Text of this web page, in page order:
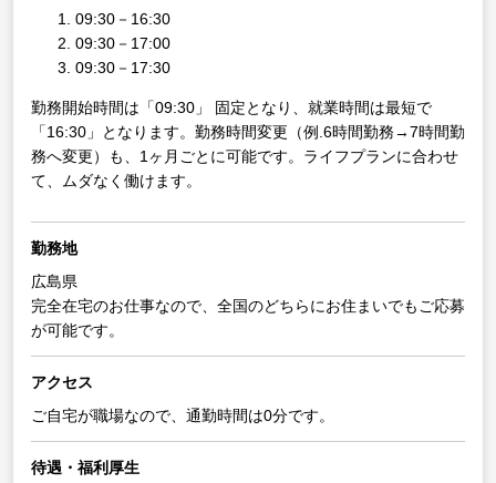
09:30－16:30
09:30－17:00
09:30－17:30
勤務開始時間は「09:30」 固定となり、就業時間は最短で
「16:30」となります。勤務時間変更（例.6時間勤務→7時間勤
務へ変更）も、1ヶ月ごとに可能です。ライフプランに合わせ
て、ムダなく働けます。
勤務地
広島県
完全在宅のお仕事なので、全国のどちらにお住まいでもご応募
が可能です。
アクセス
ご自宅が職場なので、通勤時間は0分です。
待遇・福利厚生